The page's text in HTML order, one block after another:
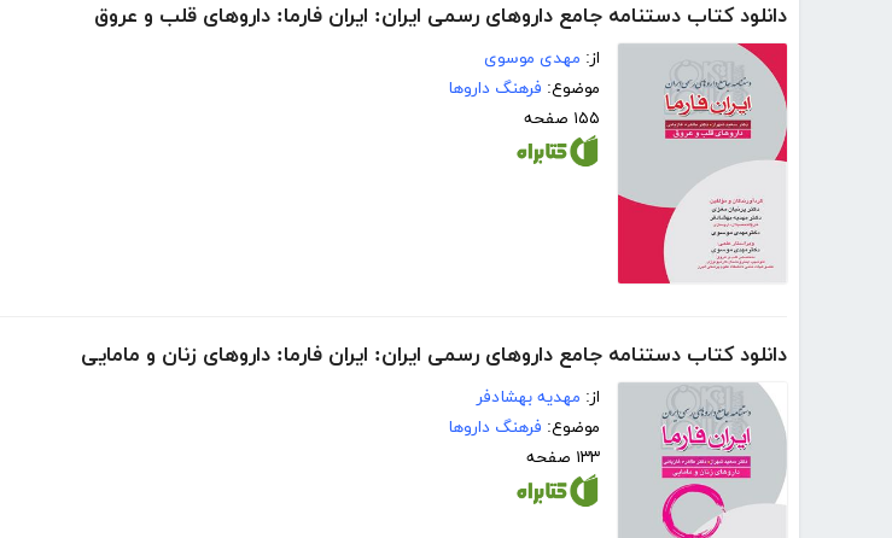
دانلود کتاب دستنامه جامع داروهای رسمی ایران: ایران فارما: داروهای قلب و عروق
از: مهدی موسوی
موضوع: فرهنگ داروها
۱۵۵ صفحه
دانلود کتاب دستنامه جامع داروهای رسمی ایران: ایران فارما: داروهای زنان و مامایی
از: مهدیه بهشادفر
موضوع: فرهنگ داروها
۱۳۳ صفحه